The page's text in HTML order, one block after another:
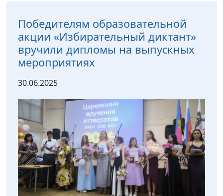
Победителям образовательной
акции «Избирательный диктант»
вручили дипломы на выпускных
мероприятиях
30.06.2025